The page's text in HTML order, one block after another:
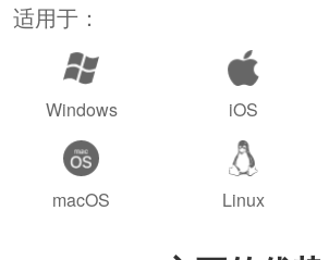
适用于：
Windows iOS
macOS Linux